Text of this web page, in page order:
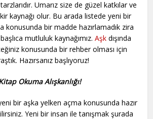
Umarız size de güzel katkılar ve
kaynağı olur. Bu arada listede yeni bir
konusunda bir madde hazırlamadık zira
mutluluk kaynağımız. Aşk dışında
konusunda bir rehber olması için
Hazırsanız başlıyoruz!
Okuma Alışkanlığı!
bir aşka yelken açma konusunda hazır
Yeni bir insan ile tanışmak şurada